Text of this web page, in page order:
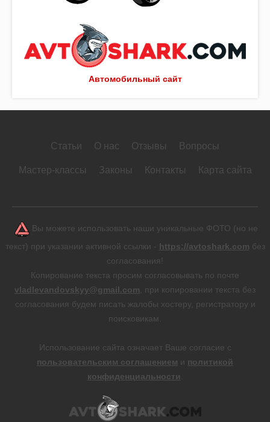
Автомобильный сайт
Статьи О нас Отзывы Вопросы
Мастер-классы Законы Контакты Карта сайта
Вы можете использовать наши уникальные ФОТО (но не
текст) при указании активной ссылки - https://avtoshark.com без
согласования!
Копирование текста просим согласовывать по почте
vladlevandovskyy@gmail.com , при копировании текста без
согласования будем писать жалобы хостеру, регистратору и
поисковикам.
Использование сайта означает Ваше согласие с
пользовательским соглашением и политикой
конфиденциальности